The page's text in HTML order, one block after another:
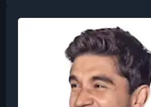
кибербезопасность, анализ
блокчейн. Платформа
структурированные карьерные
помогающие учащимся перейти
начального уровня до
также поддерживает сообщество